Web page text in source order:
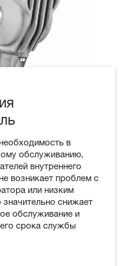
в
обслуживанию,
внутреннего
возникает проблем с
или низким
снижает
обслуживание и
срока службы